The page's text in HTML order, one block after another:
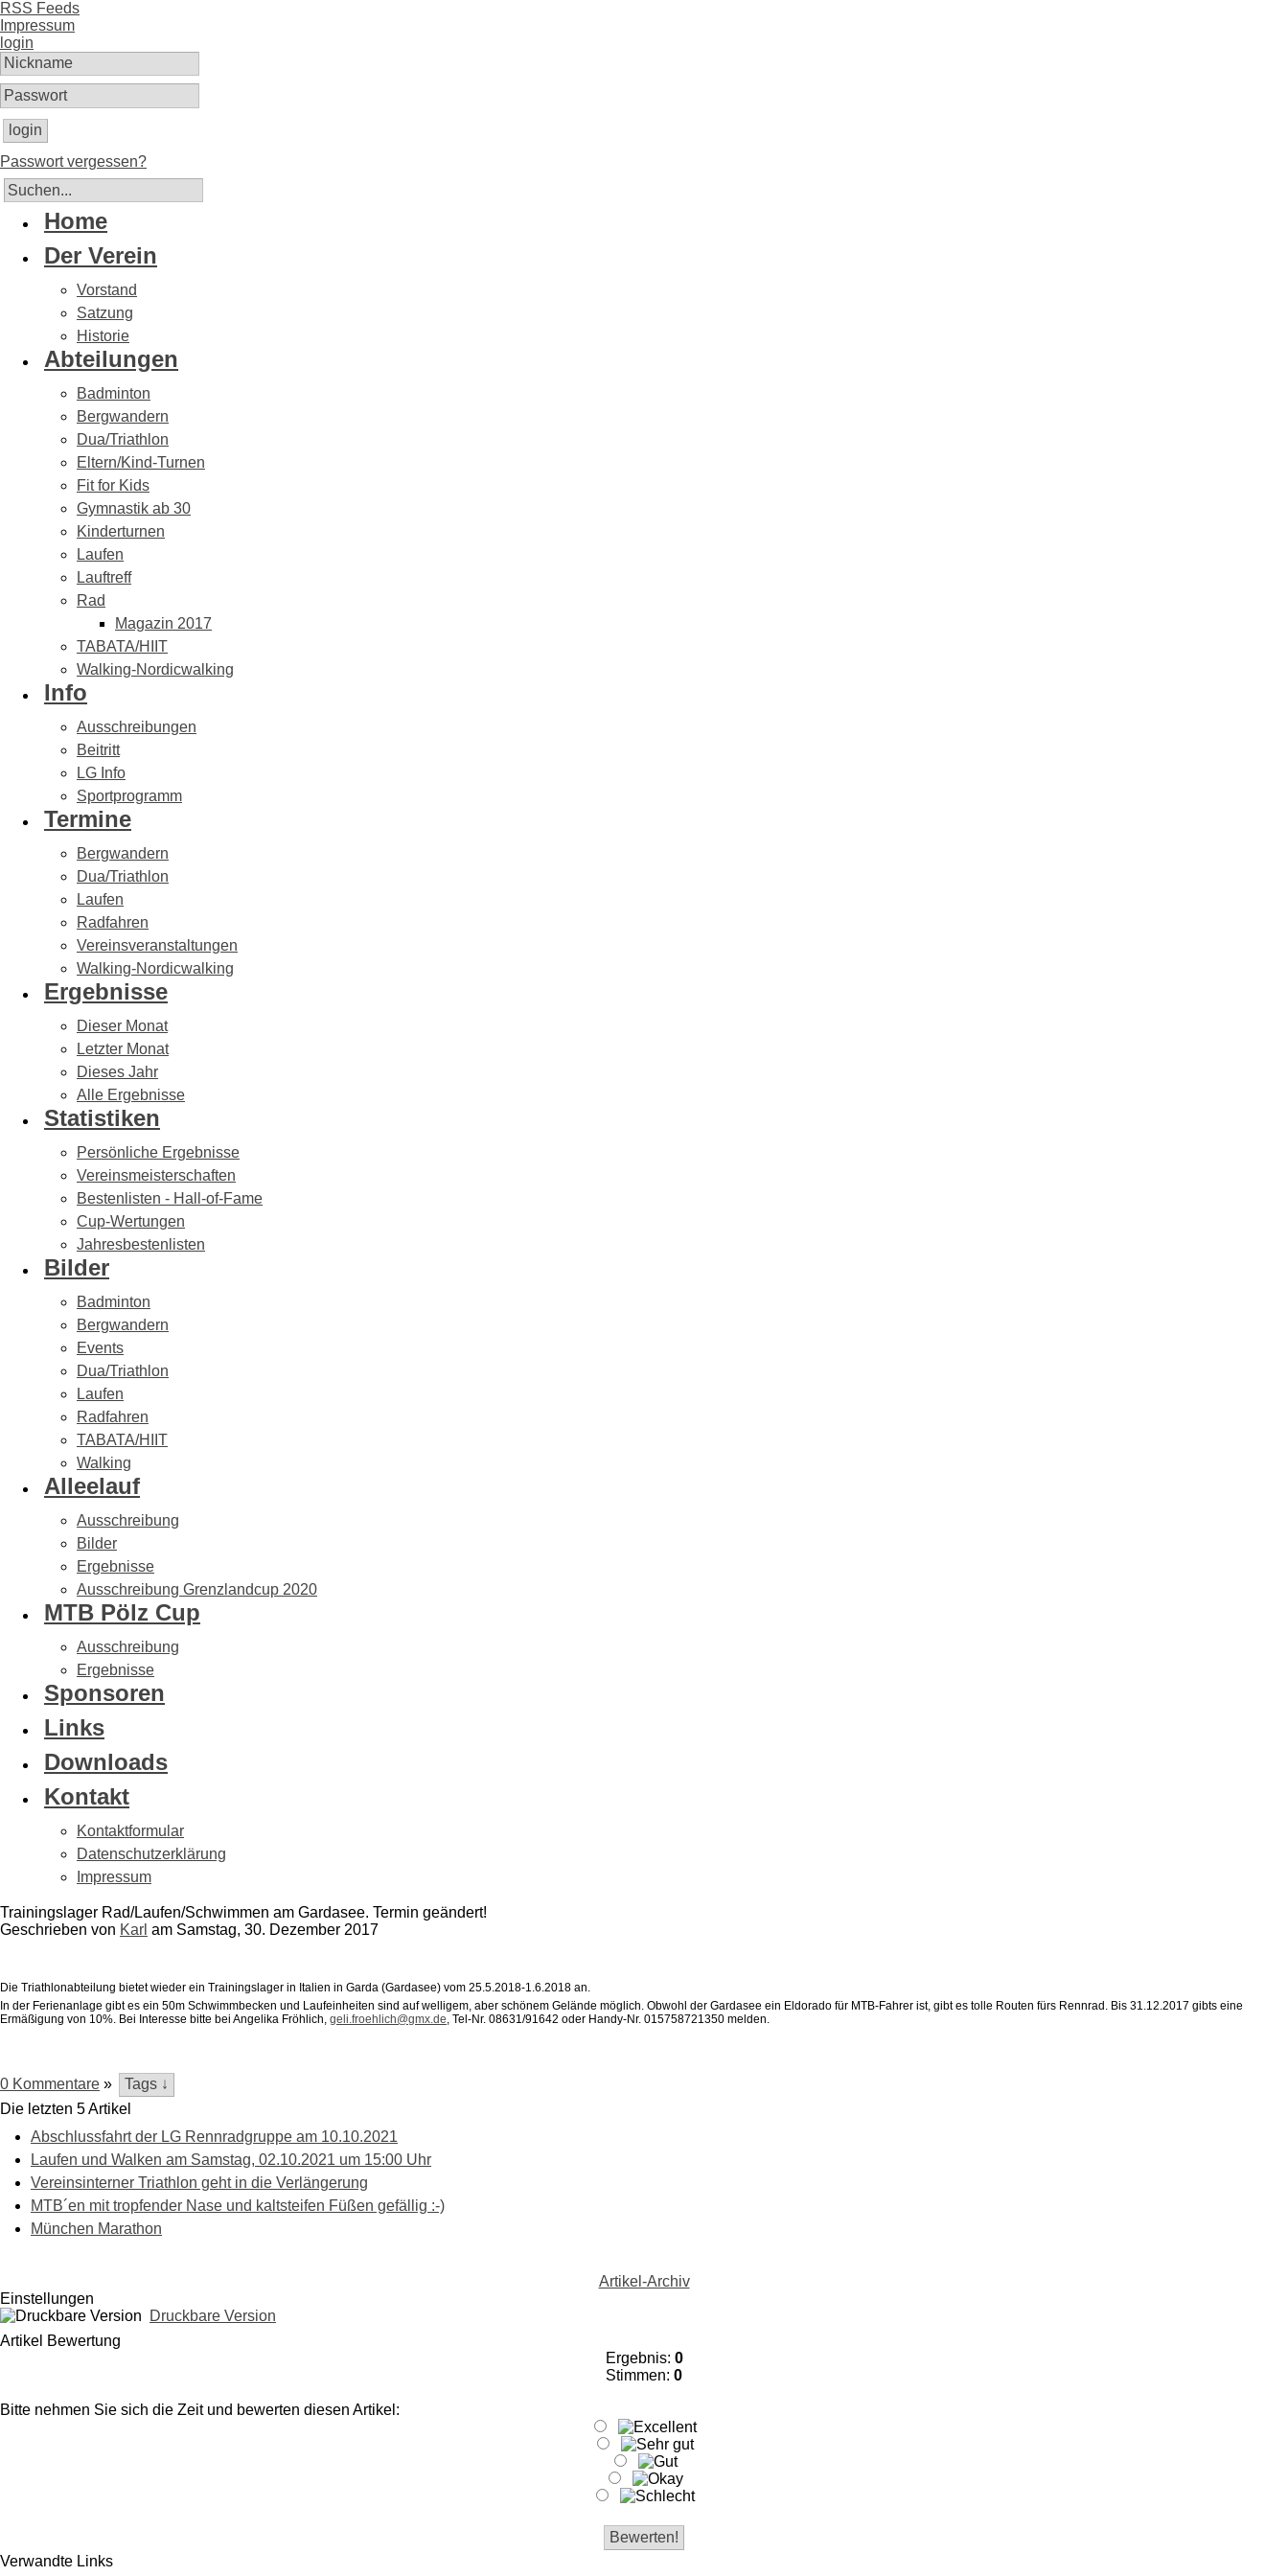
RSS Feeds
Impressum
login
login
Passwort vergessen?
Home
Der Verein
Vorstand
Satzung
Historie
Abteilungen
Badminton
Bergwandern
Dua/Triathlon
Eltern/Kind-Turnen
Fit for Kids
Gymnastik ab 30
Kinderturnen
Laufen
Lauftreff
Rad
Magazin 2017
TABATA/HIIT
Walking-Nordicwalking
Info
Ausschreibungen
Beitritt
LG Info
Sportprogramm
Termine
Bergwandern
Dua/Triathlon
Laufen
Radfahren
Vereinsveranstaltungen
Walking-Nordicwalking
Ergebnisse
Dieser Monat
Letzter Monat
Dieses Jahr
Alle Ergebnisse
Statistiken
Persönliche Ergebnisse
Vereinsmeisterschaften
Bestenlisten - Hall-of-Fame
Cup-Wertungen
Jahresbestenlisten
Bilder
Badminton
Bergwandern
Events
Dua/Triathlon
Laufen
Radfahren
TABATA/HIIT
Walking
Alleelauf
Ausschreibung
Bilder
Ergebnisse
Ausschreibung Grenzlandcup 2020
MTB Pölz Cup
Ausschreibung
Ergebnisse
Sponsoren
Links
Downloads
Kontakt
Kontaktformular
Datenschutzerklärung
Impressum
Trainingslager Rad/Laufen/Schwimmen am Gardasee. Termin geändert!
Geschrieben von Karl am Samstag, 30. Dezember 2017
Die Triathlonabteilung bietet wieder ein Trainingslager in Italien in Garda (Gardasee) vom 25.5.2018-1.6.2018 an.
In der Ferienanlage gibt es ein 50m Schwimmbecken und Laufeinheiten sind auf welligem, aber schönem Gelände möglich. Obwohl der Gardasee ein Eldorado für MTB-Fahrer ist, gibt es tolle Routen fürs Rennrad. Bis 31.12.2017 gibts eine
Ermäßigung von 10%. Bei Interesse bitte bei Angelika Fröhlich, geli.froehlich@gmx.de, Tel-Nr. 08631/91642 oder Handy-Nr. 015758721350 melden.
0 Kommentare »
Die letzten 5 Artikel
Abschlussfahrt der LG Rennradgruppe am 10.10.2021
Laufen und Walken am Samstag, 02.10.2021 um 15:00 Uhr
Vereinsinterner Triathlon geht in die Verlängerung
MTB´en mit tropfender Nase und kaltsteifen Füßen gefällig :-)
München Marathon
Artikel-Archiv
Einstellungen
Druckbare Version
Artikel Bewertung
Ergebnis: 0
Stimmen: 0
Bitte nehmen Sie sich die Zeit und bewerten diesen Artikel:
Verwandte Links